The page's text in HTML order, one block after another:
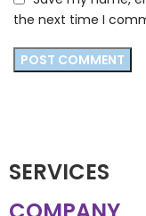
the next time I
SERVICES